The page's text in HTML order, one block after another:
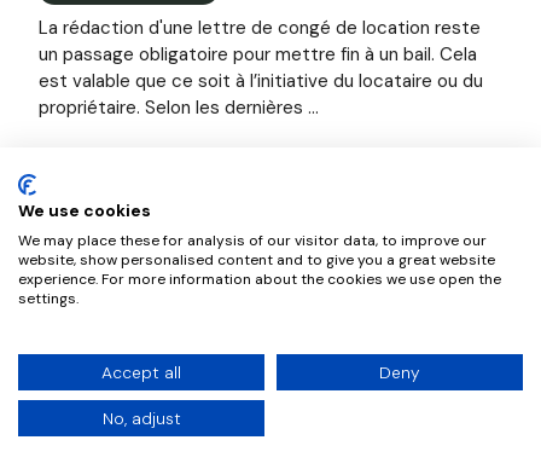
La rédaction d'une lettre de congé de location reste
un passage obligatoire pour mettre fin à un bail. Cela
est valable que ce soit à l’initiative du locataire ou du
propriétaire. Selon les dernières ...
We use cookies
We may place these for analysis of our visitor data, to improve our
website, show personalised content and to give you a great website
experience. For more information about the cookies we use open the
settings.
Accept all Deny
No, adjust